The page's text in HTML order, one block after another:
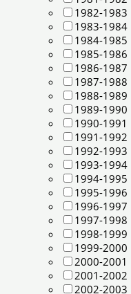
1982-1983
1983-1984
1984-1985
1985-1986
1986-1987
1987-1988
1988-1989
1989-1990
1990-1991
1991-1992
1992-1993
1993-1994
1994-1995
1995-1996
1996-1997
1997-1998
1998-1999
1999-2000
2000-2001
2001-2002
2002-2003